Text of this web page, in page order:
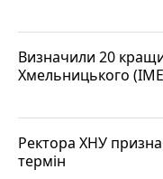
Визначили 20
Хмельницького
Ректора ХНУ
термін